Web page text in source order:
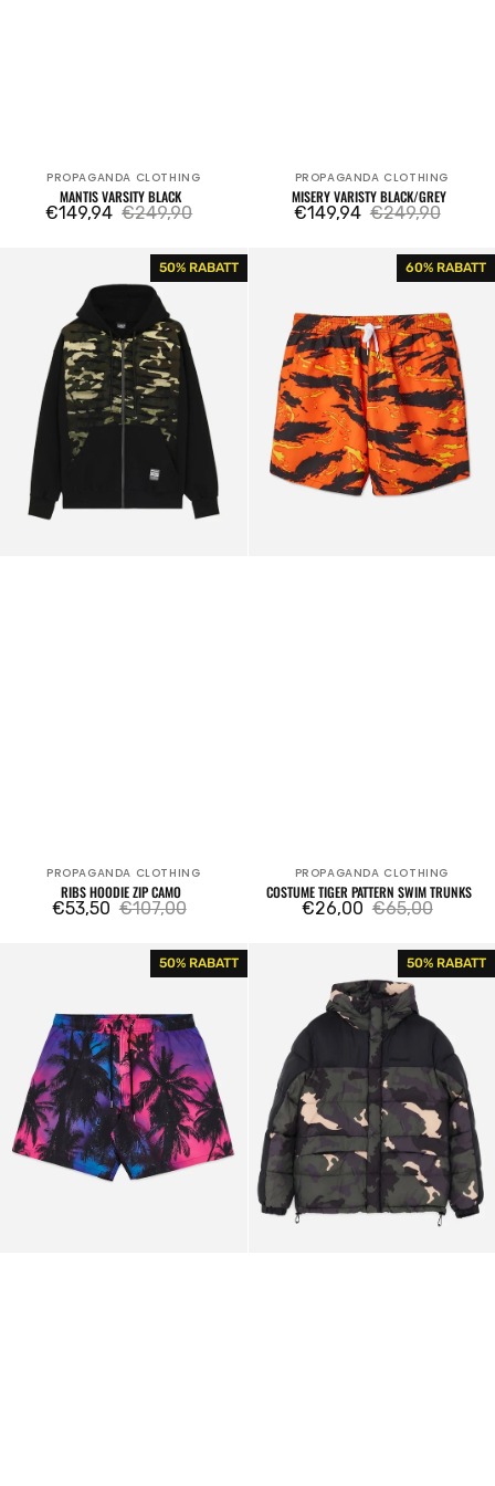
Verkäufer:
PROPAGANDA CLOTHING
MANTIS VARSITY BLACK
Verkaufspreis
€149,94
Regulärer
Preis
€249,90
Verkäufer:
PROPAGANDA CLOTHING
MISERY VARISTY BLACK/GREY
Verkaufspreis
€149,94
Regulärer
Preis
€249,90
50% RABATT
Verkäufer:
PROPAGANDA CLOTHING
RIBS HOODIE ZIP CAMO
Verkaufspreis
€53,50
Regulärer
Preis
€107,00
Costume
Tiger
Pattern
Swim
Trunks
60% RABATT
Verkäufer:
PROPAGANDA CLOTHING
COSTUME TIGER PATTERN SWIM TRUNKS
Verkaufspreis
€26,00
Regulärer
Preis
€65,00
50% RABATT Propaganda
Italian
Jacket
50% RABATT